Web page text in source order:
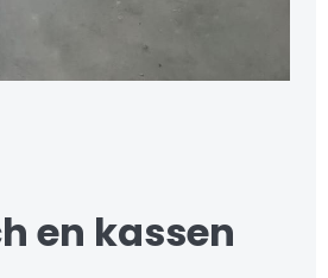
en kassen